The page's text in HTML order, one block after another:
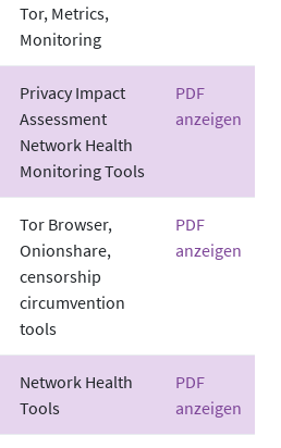
Tor, Metrics,
Monitoring
Privacy Impact
Assessment
Network Health
Monitoring Tools
PDF
anzeigen
Tor Browser,
Onionshare,
censorship
circumvention
tools
PDF
anzeigen
Network Health
Tools
PDF
anzeigen